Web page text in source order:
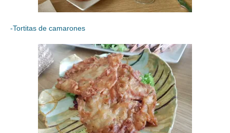
-Tortitas de camarones